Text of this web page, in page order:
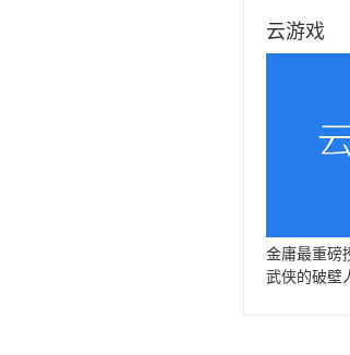
云游戏
金庸最重磅
武侠的破壁